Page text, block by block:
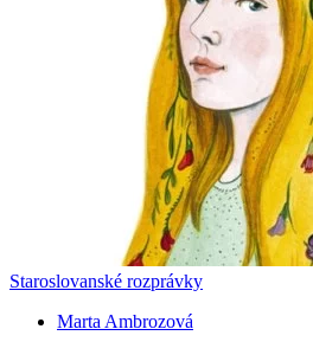
Staroslovanské rozprávky
Marta Ambrozová